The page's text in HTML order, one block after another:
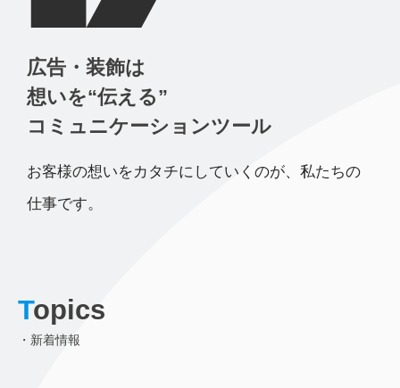
広告・装飾は
想いを“伝える”
コミュニケーションツール
お客様の想いをカタチにしていくのが、私たちの
仕事です。
Topics
・新着情報